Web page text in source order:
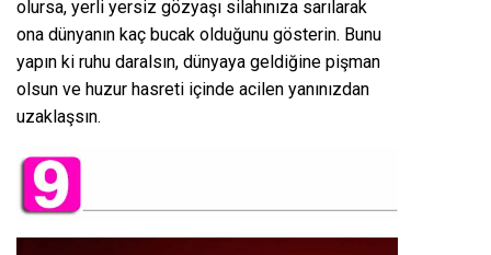
olursa, yerli yersiz gözyaşı silahınıza sarılarak
ona dünyanın kaç bucak olduğunu gösterin. Bunu
yapın ki ruhu daralsın, dünyaya geldiğine pişman
olsun ve huzur hasreti içinde acilen yanınızdan
uzaklaşsın.